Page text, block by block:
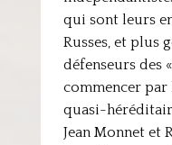
qui sont leurs
Russes, et plus
défenseurs des
commencer par
quasi-
Jean Monnet et